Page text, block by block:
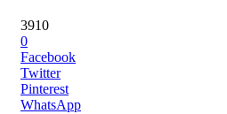
3910
0
Facebook
Twitter
Pinterest
WhatsApp